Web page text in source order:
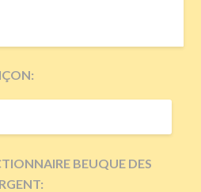
BEUQUE DES